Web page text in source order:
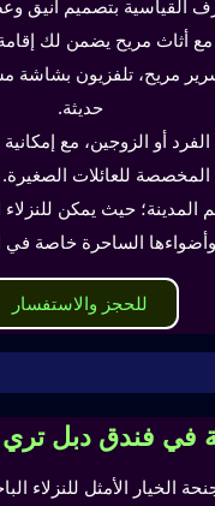
القياسية بتصميم أنيق
مع أثاث مريح يضمن لك
مريح، تلفزيون
حديثة.
للعائلات الصغيرة.
حيث يمكن للنزلاء
وأضواءها الساحرة خاصة في
للحجز والاستفسار
في فندق دبل
الخيار الأمثل للنزلاء